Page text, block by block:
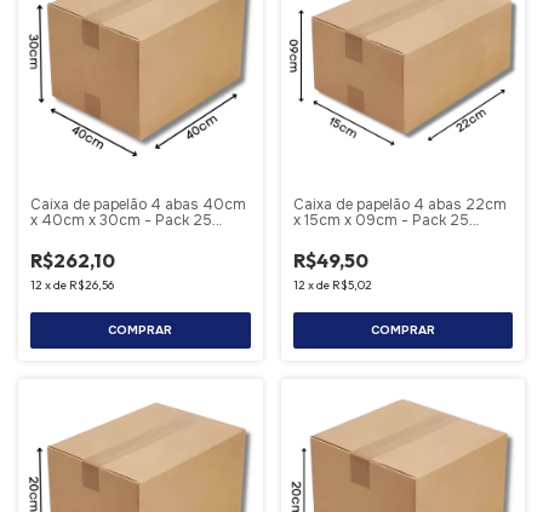
Caixa de papelão 4 abas 40cm
x 40cm x 30cm - Pack 25
R$262,10
12 xde R$26,56
COMPRAR
Caixa de papelão 4 abas 22cm
x 15cm x 09cm - Pack 25
R$49,50
12 xde R$5,02
COMPRAR